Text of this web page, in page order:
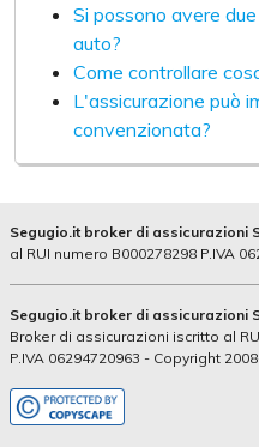
Si possono avere
auto?
Come controllare
L'assicurazione può
convenzionata?
Segugio.it broker di assicurazioni
al RUI numero B000278298 P.IVA
Segugio.it broker di assicurazioni
Broker di assicurazioni iscritto al
P.IVA 06294720963 - Copyright